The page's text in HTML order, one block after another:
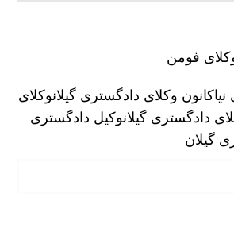
فومن
کانون وکلای دادگستری گیلانوکلای
دادگستری گیلانوکیل دادگستری
گیلان